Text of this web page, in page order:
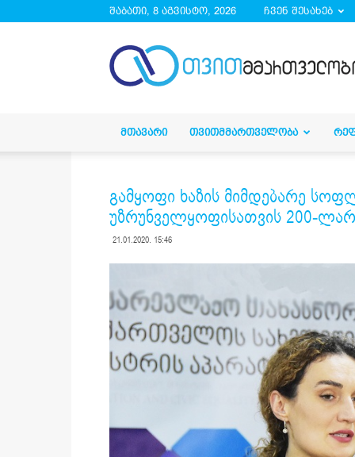
შაბათი, 8 აგვისტო, 2026 ჩვენ შესახებ
ᲛᲗᲐᲕᲐᲠᲘ ᲗᲕᲘᲗᲛᲛᲐᲠᲗᲕᲔᲚᲝᲑᲐ
გამყოფი ხაზის მიმდებარე
უზრუნველყოფისათვის 200-
21.01.2020. 15:46